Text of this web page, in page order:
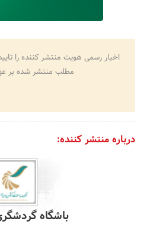
اخبار رسمی هویت منتشر کننده را
مطلب منتشر شده بر
درباره منتشر کننده:
باشگاه